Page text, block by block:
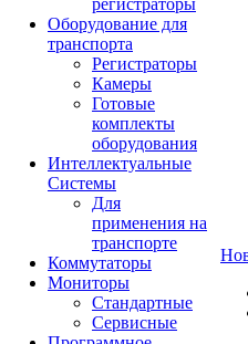
регистраторы
Оборудование для
транспорта
Регистраторы
Камеры
Готовые
комплекты
оборудования
Интеллектуальные
Системы
Для
применения на
транспорте
Коммутаторы
Мониторы
Стандартные
Сервисные